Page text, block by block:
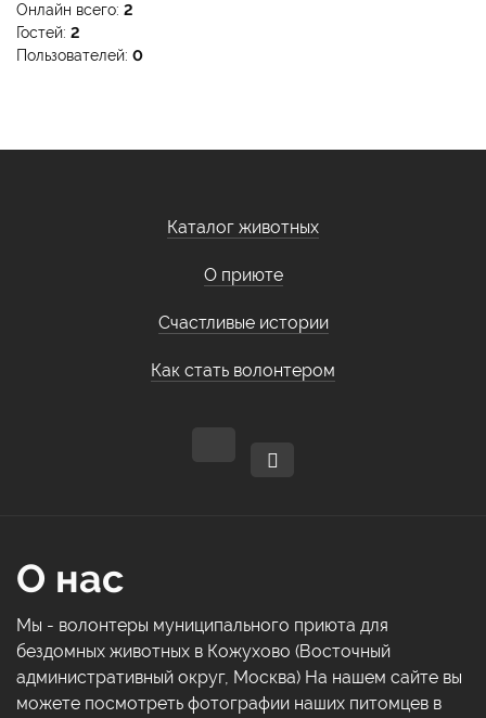
Онлайн всего: 2
Гостей: 2
Пользователей: 0
Каталог животных
О приюте
Счастливые истории
Как стать волонтером
О нас
Мы - волонтеры муниципального приюта для
бездомных животных в Кожухово (Восточный
административный округ, Москва) На нашем сайте вы
можете посмотреть фотографии наших питомцев в